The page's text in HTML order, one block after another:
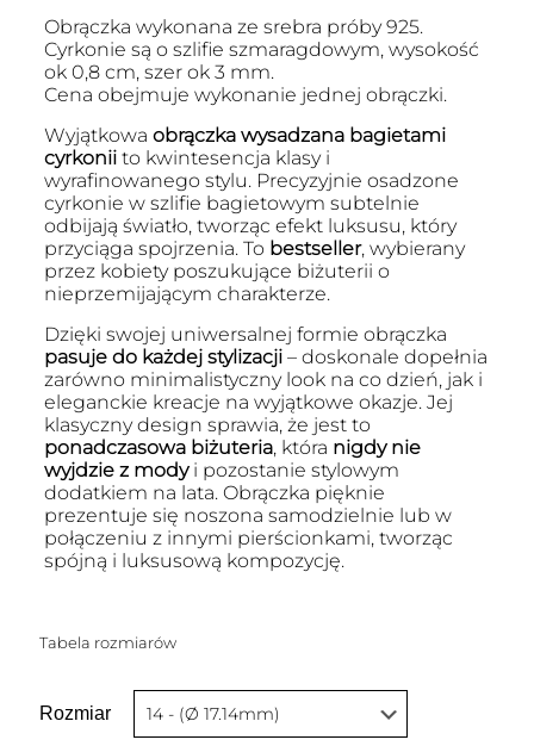
Obrączka wykonana ze srebra próby 925.
Cyrkonie są o szlifie szmaragdowym, wysokość
ok 0,8 cm, szer ok 3 mm.
Cena obejmuje wykonanie jednej obrączki.
Wyjątkowa obrączka wysadzana bagietami
cyrkoniito kwintesencja klasy i
wyrafinowanego stylu. Precyzyjnie osadzone
cyrkonie w szlifie bagietowym subtelnie
odbijają światło, tworząc efekt luksusu, który
przyciąga spojrzenia. To bestseller, wybierany
przez kobiety poszukujące biżuterii o
nieprzemijającym charakterze.
Dzięki swojej uniwersalnej formie obrączka
pasuje do każdej stylizacji– doskonale dopełnia
zarówno minimalistyczny look na co dzień, jak i
eleganckie kreacje na wyjątkowe okazje. Jej
klasyczny design sprawia, że jest to
ponadczasowa biżuteria, która nigdy nie
wyjdzie z modyi pozostanie stylowym
dodatkiem na lata. Obrączka pięknie
prezentuje się noszona samodzielnie lub w
połączeniu z innymi pierścionkami, tworząc
spójną i luksusową kompozycję.
Tabela rozmiarów
Rozmiar